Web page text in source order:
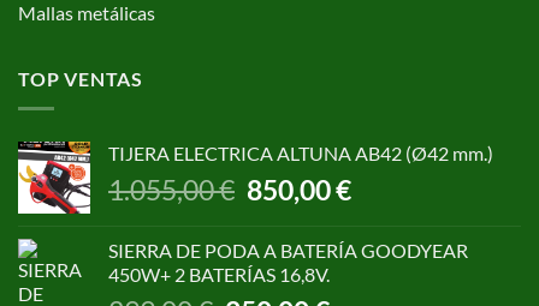
Mallas metálicas
TOP VENTAS
TIJERA ELECTRICA ALTUNA AB42 (Ø42 mm.)
1.055,00€ El
precio
era:
1.055,00 €.
850,00€El
precio
es:
SIERRA DE PODA A BATERÍA GOODYEAR
450W+ 2 BATERÍAS 16,8V.